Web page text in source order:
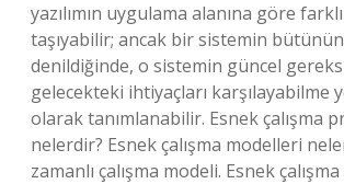
yazılımın uygulama alanına göre
taşıyabilir; ancak bir sistemin
denildiğinde, o sistemin güncel
gelecekteki ihtiyaçları karşılayabilme
olarak tanımlanabilir. Esnek çalışma
nelerdir? Esnek çalışma modelleri
zamanlı çalışma modeli. Esnek